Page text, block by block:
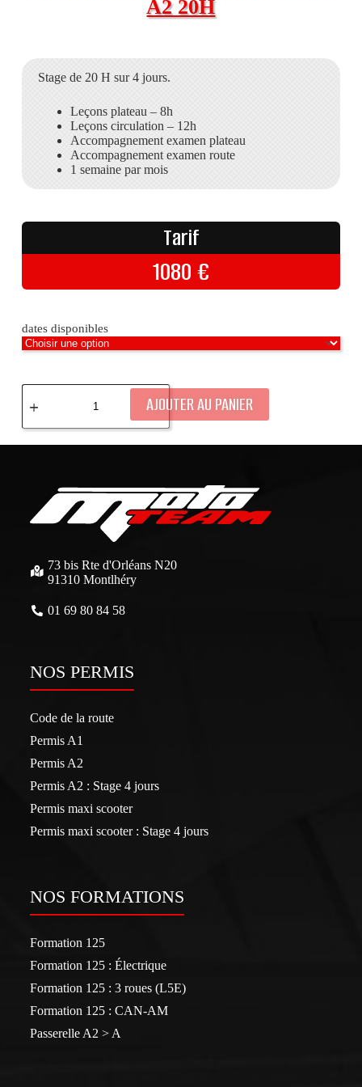
A2 20H
Stage de 20 H sur 4 jours.
Leçons plateau – 8h
Leçons circulation – 12h
Accompagnement examen plateau
Accompagnement examen route
1 semaine par mois
Tarif
1080€
dates disponibles
AJOUTER AU PANIER
73 bis Rte d'Orléans N20
91310 Montlhéry
01 69 80 84 58
NOS PERMIS
Code de la route
Permis A1
Permis A2
Permis A2 : Stage 4 jours
Permis maxi scooter
Permis maxi scooter : Stage 4 jours
NOS FORMATIONS
Formation 125
Formation 125 : Électrique
Formation 125 : 3 roues (L5E)
Formation 125 : CAN-AM
Passerelle A2 > A